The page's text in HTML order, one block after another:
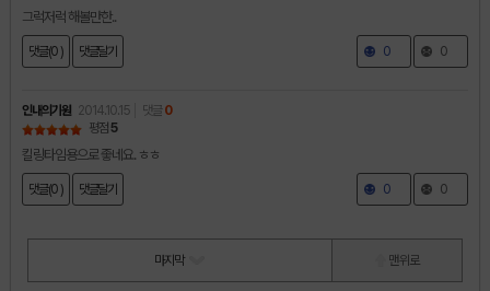
그럭저럭 해볼만한..
댓글(0 ) 댓글달기 0 0
인내의기원 2014.10.15 댓글 0
평점 5
킬링타임용으로 좋네요. ㅎㅎ
댓글(0 ) 댓글달기 0 0
마지막 맨 위로